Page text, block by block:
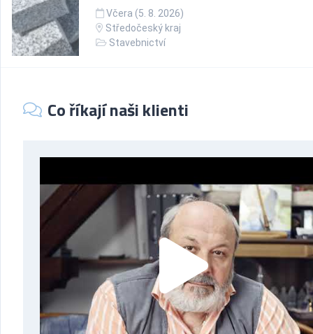
Včera (5. 8. 2026)
Středočeský kraj
Stavebnictví
Co říkají naši klienti